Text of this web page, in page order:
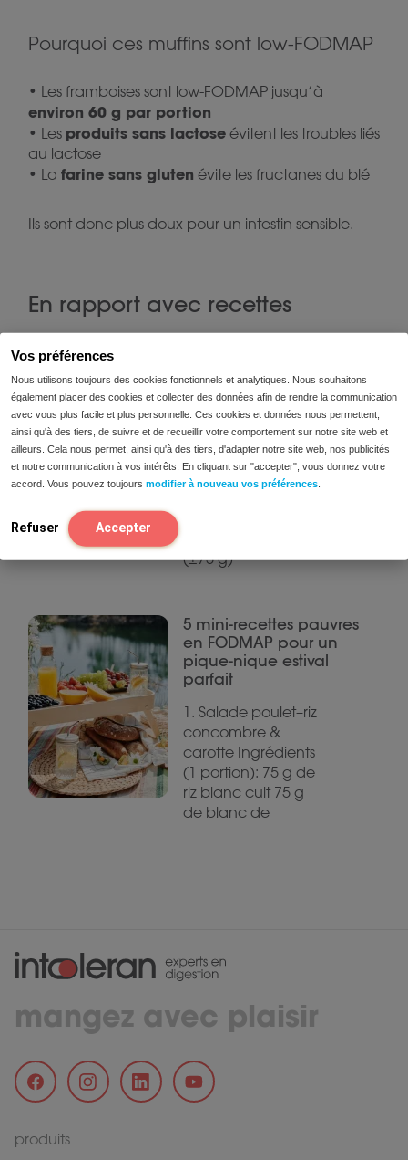
Vos préférences
Nous utilisons toujours des cookies fonctionnels et analytiques. Nous souhaitons
également placer des cookies et collecter des données afin de rendre la communication
avec vous plus facile et plus personnelle. Ces cookies et données nous permettent,
ainsi qu'à des tiers, de suivre et de recueillir votre comportement sur notre site web et
ailleurs. Cela nous permet, ainsi qu'à des tiers, d'adapter notre site web, nos publicités
et notre communication à vos intérêts. En cliquant sur "accepter", vous donnez votre
accord. Vous pouvez toujours modifier à nouveau vos préférences
Refuser Accepter
Pourquoi ces muffins sont low-FODMAP
• Les framboises sont low-FODMAP jusqu’à
environ 60 g par portion
• Les produits sans lactose évitent les troubles liés
au lactose
• La farine sans gluten évite les fructanes du blé
Ils sont donc plus doux pour un intestin sensible.
En rapport avec recettes
en fibres aux fruits
rouges
Ingrédients (1
grand smoothie):
40 g de framboises
(±75 g)
5 mini-recettes pauvres
en FODMAP pour un
pique-nique estival
parfait
1. Salade poulet–riz
concombre &
carotte Ingrédients
(1 portion): 75 g de
riz blanc cuit 75 g
de blanc de
mangez avec plaisir
produits